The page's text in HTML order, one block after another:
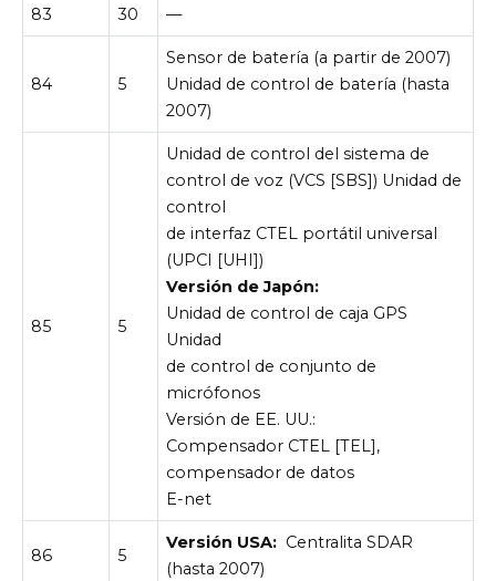
83 30 —
84 5
Sensor de batería (a partir de 2007)
Unidad de control de batería (hasta
2007)
85 5
Unidad de control del sistema de
control de voz (VCS [SBS]) Unidad de
control
de interfaz CTEL portátil universal
(UPCI [UHI])
Versión de Japón:
Unidad de control de caja GPS
Unidad
de control de conjunto de
micrófonos
Versión de EE. UU.:
Compensador CTEL [TEL],
compensador de datos
E-net
86 5
Versión USA: Centralita SDAR
(hasta 2007)